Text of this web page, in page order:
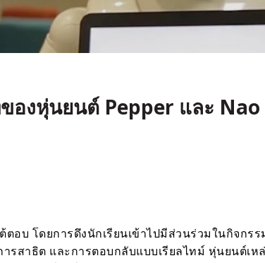
องหุ่นยนต์ Pepper และ Nao
อบ โดยการดึงนักเรียนเข้าไปมีส่วนร่วมในกิจกรร
สาธิต และการตอบกลับแบบเรียลไทม์ หุ่นยนต์เห